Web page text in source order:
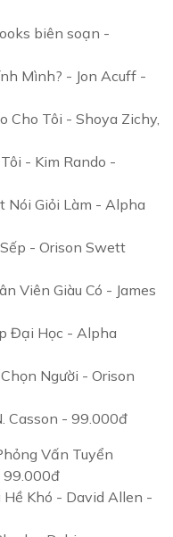
biên soạn -
Mình? - Jon Acuff -
Cho Tôi - Shoya Zichy,
- Kim Rando -
Nói Giỏi Làm - Alpha
- Orison Swett
Viên Giàu Có - James
Đại Học - Alpha
Người - Orison
Casson - 99.000đ
Vấn Tuyển
99.000đ
Khó - David Allen -